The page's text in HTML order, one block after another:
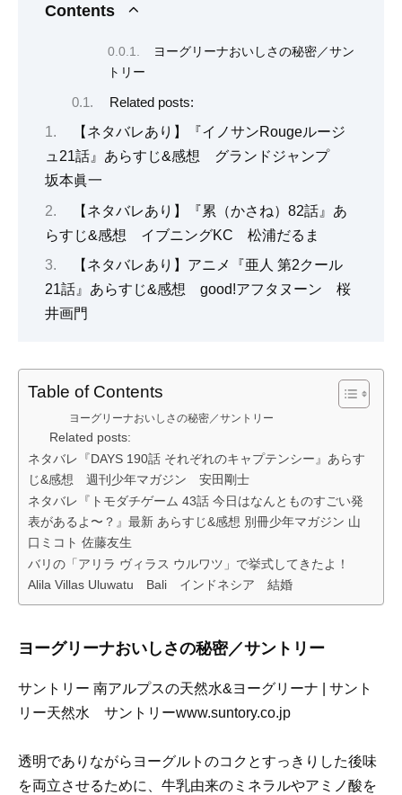
Contents
ヨーグリーナおいしさの秘密／サン
トリー
Related posts:
【ネタバレあり】『イノサンRougeルージ
ュ21話』あらすじ&感想 グランドジャンプ
坂本眞一
【ネタバレあり】『累（かさね）82話』あ
らすじ&感想 イブニングKC 松浦だるま
【ネタバレあり】アニメ『亜人 第2クール
21話』あらすじ&感想 good!アフタヌーン 桜
井画門
Table of Contents
ヨーグリーナおいしさの秘密／サントリー
Related posts:
ネタバレ『DAYS 190話 それぞれのキャプテンシー』あらす
じ&感想 週刊少年マガジン 安田剛士
ネタバレ『トモダチゲーム 43話 今日はなんとものすごい発
表があるよ〜？』最新 あらすじ&感想 別冊少年マガジン 山
口ミコト 佐藤友生
バリの「アリラ ヴィラス ウルワツ」で挙式してきたよ！
Alila Villas Uluwatu Bali インドネシア 結婚
ヨーグリーナおいしさの秘密／サントリー
サントリー 南アルプスの天然水&ヨーグリーナ | サント
リー天然水 サントリーwww.suntory.co.jp
透明でありながらヨーグルトのコクとすっきりした後味
を両立させるために、牛乳由来のミネラルやアミノ酸を